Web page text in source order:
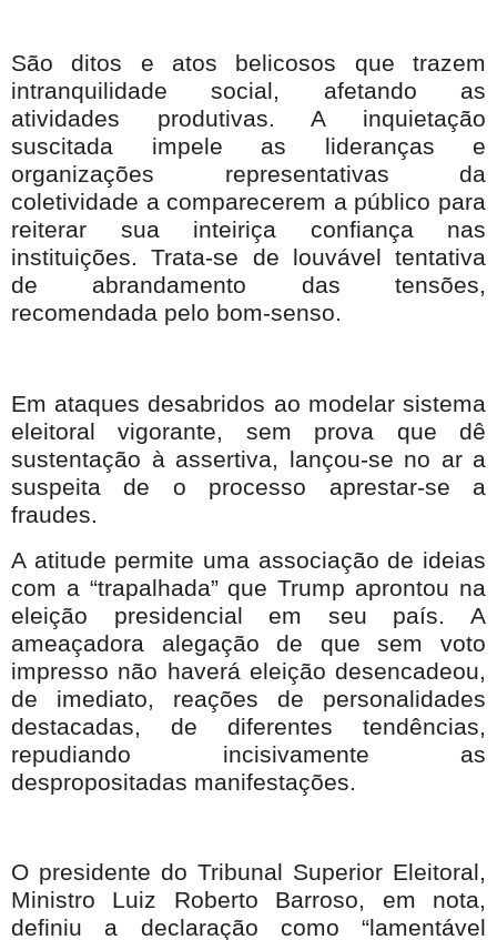
São ditos e atos belicosos que trazem
intranquilidade social, afetando as
atividades produtivas. A inquietação
suscitada impele as lideranças e
organizações representativas da
coletividade a comparecerem a público para
reiterar sua inteiriça confiança nas
instituições. Trata-se de louvável tentativa
de abrandamento das tensões,
recomendada pelo bom-senso.
Em ataques desabridos ao modelar sistema
eleitoral vigorante, sem prova que dê
sustentação à assertiva, lançou-se no ar a
suspeita de o processo aprestar-se a
fraudes.
A atitude permite uma associação de ideias
com a “trapalhada” que Trump aprontou na
eleição presidencial em seu país. A
ameaçadora alegação de que sem voto
impresso não haverá eleição desencadeou,
de imediato, reações de personalidades
destacadas, de diferentes tendências,
repudiando incisivamente as
despropositadas manifestações.
O presidente do Tribunal Superior Eleitoral,
Ministro Luiz Roberto Barroso, em nota,
definiu a declaração como “lamentável